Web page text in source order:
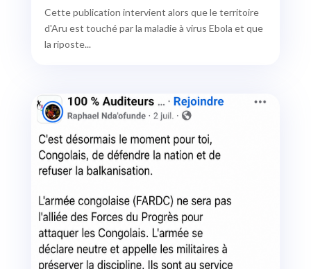
Cette publication intervient alors que le territoire
d'Aru est touché par la maladie à virus Ebola et que
la riposte...